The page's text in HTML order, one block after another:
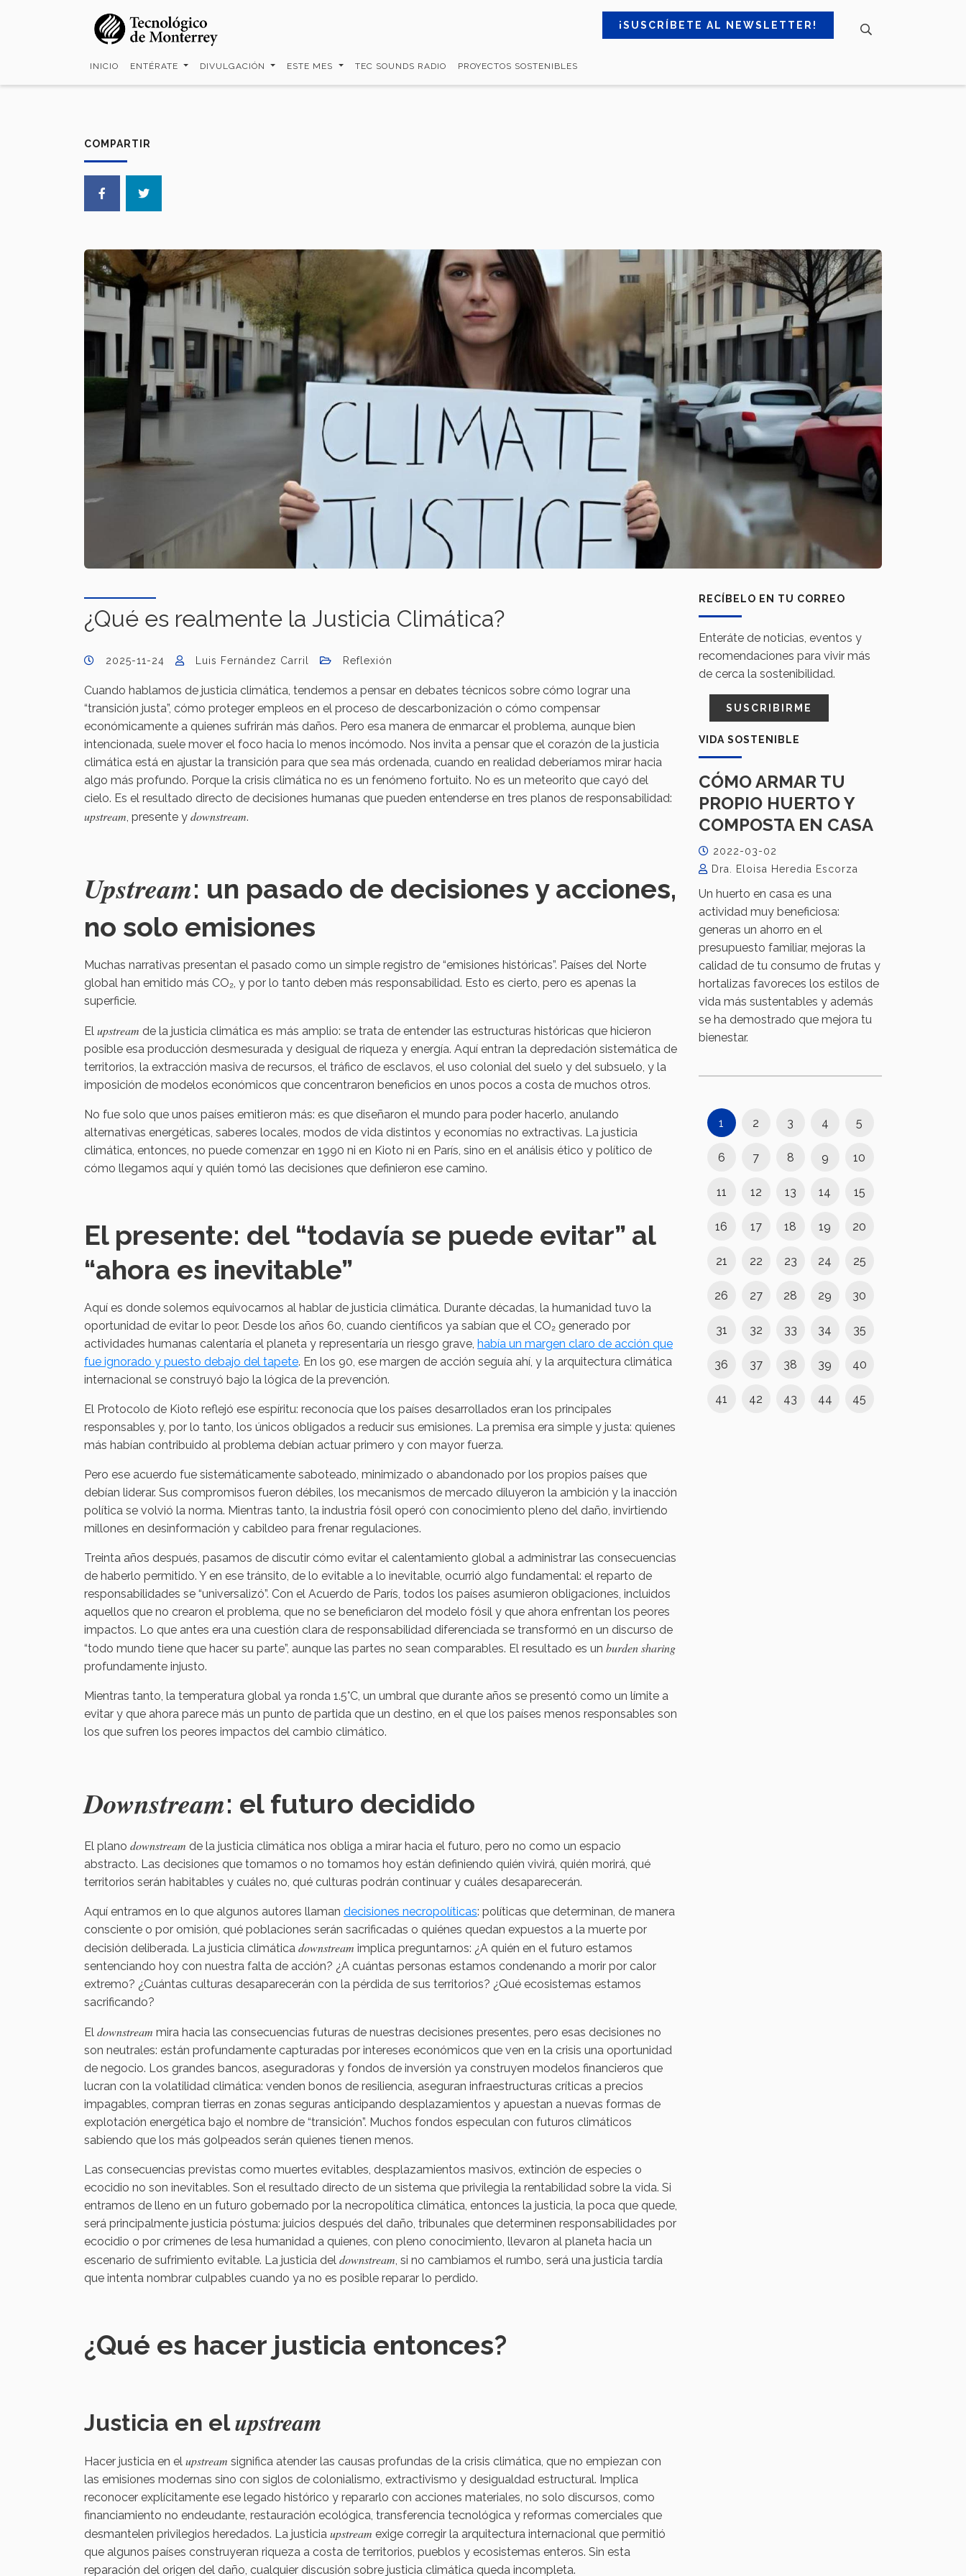
¡SUSCRÍBETE AL NEWSLETTER!
INICIO ENTÉRATE DIVULGACIÓN ESTE MES TEC SOUNDS RADIO PROYECTOS SOSTENIBLES
COMPARTIR
¿Qué es realmente la Justicia Climática?
2025-11-24 Luis Fernández Carril Reflexión
Cuando hablamos de justicia climática, tendemos a pensar en debates técnicos sobre cómo lograr una
“transición justa”, cómo proteger empleos en el proceso de descarbonización o cómo compensar
económicamente a quienes sufrirán más daños. Pero esa manera de enmarcar el problema, aunque bien
intencionada, suele mover el foco hacia lo menos incómodo. Nos invita a pensar que el corazón de la justicia
climática está en ajustar la transición para que sea más ordenada, cuando en realidad deberíamos mirar hacia
algo más profundo. Porque la crisis climática no es un fenómeno fortuito. No es un meteorito que cayó del
cielo. Es el resultado directo de decisiones humanas que pueden entenderse en tres planos de responsabilidad:
upstream, presente y downstream.
Upstream: un pasado de decisiones y acciones,
no solo emisiones
Muchas narrativas presentan el pasado como un simple registro de “emisiones históricas”. Países del Norte
global han emitido más CO₂, y por lo tanto deben más responsabilidad. Esto es cierto, pero es apenas la
superficie.
El upstream de la justicia climática es más amplio: se trata de entender las estructuras históricas que hicieron
posible esa producción desmesurada y desigual de riqueza y energía. Aquí entran la depredación sistemática de
territorios, la extracción masiva de recursos, el tráfico de esclavos, el uso colonial del suelo y del subsuelo, y la
imposición de modelos económicos que concentraron beneficios en unos pocos a costa de muchos otros.
No fue solo que unos países emitieron más: es que diseñaron el mundo para poder hacerlo, anulando
alternativas energéticas, saberes locales, modos de vida distintos y economías no extractivas. La justicia
climática, entonces, no puede comenzar en 1990 ni en Kioto ni en París, sino en el análisis ético y político de
cómo llegamos aquí y quién tomó las decisiones que definieron ese camino.
El presente: del “todavía se puede evitar” al
“ahora es inevitable”
Aquí es donde solemos equivocarnos al hablar de justicia climática. Durante décadas, la humanidad tuvo la
oportunidad de evitar lo peor. Desde los años 60, cuando científicos ya sabían que el CO₂ generado por
actividades humanas calentaría el planeta y representaría un riesgo grave, había un margen claro de acción que
fue ignorado y puesto debajo del tapete. En los 90, ese margen de acción seguía ahí, y la arquitectura climática
internacional se construyó bajo la lógica de la prevención.
El Protocolo de Kioto reflejó ese espíritu: reconocía que los países desarrollados eran los principales
responsables y, por lo tanto, los únicos obligados a reducir sus emisiones. La premisa era simple y justa: quienes
más habían contribuido al problema debían actuar primero y con mayor fuerza.
Pero ese acuerdo fue sistemáticamente saboteado, minimizado o abandonado por los propios países que
debían liderar. Sus compromisos fueron débiles, los mecanismos de mercado diluyeron la ambición y la inacción
política se volvió la norma. Mientras tanto, la industria fósil operó con conocimiento pleno del daño, invirtiendo
millones en desinformación y cabildeo para frenar regulaciones.
Treinta años después, pasamos de discutir cómo evitar el calentamiento global a administrar las consecuencias
de haberlo permitido. Y en ese tránsito, de lo evitable a lo inevitable, ocurrió algo fundamental: el reparto de
responsabilidades se “universalizó”. Con el Acuerdo de París, todos los países asumieron obligaciones, incluidos
aquellos que no crearon el problema, que no se beneficiaron del modelo fósil y que ahora enfrentan los peores
impactos. Lo que antes era una cuestión clara de responsabilidad diferenciada se transformó en un discurso de
“todo mundo tiene que hacer su parte”, aunque las partes no sean comparables. El resultado es un burden sharing
profundamente injusto.
Mientras tanto, la temperatura global ya ronda 1.5°C, un umbral que durante años se presentó como un límite a
evitar y que ahora parece más un punto de partida que un destino, en el que los países menos responsables son
los que sufren los peores impactos del cambio climático.
Downstream: el futuro decidido
El plano downstream de la justicia climática nos obliga a mirar hacia el futuro, pero no como un espacio
abstracto. Las decisiones que tomamos o no tomamos hoy están definiendo quién vivirá, quién morirá, qué
territorios serán habitables y cuáles no, qué culturas podrán continuar y cuáles desaparecerán.
Aquí entramos en lo que algunos autores llaman decisiones necropolíticas: políticas que determinan, de manera
consciente o por omisión, qué poblaciones serán sacrificadas o quiénes quedan expuestos a la muerte por
decisión deliberada. La justicia climática downstream implica preguntarnos: ¿A quién en el futuro estamos
sentenciando hoy con nuestra falta de acción? ¿A cuántas personas estamos condenando a morir por calor
extremo? ¿Cuántas culturas desaparecerán con la pérdida de sus territorios? ¿Qué ecosistemas estamos
sacrificando?
El downstream mira hacia las consecuencias futuras de nuestras decisiones presentes, pero esas decisiones no
son neutrales: están profundamente capturadas por intereses económicos que ven en la crisis una oportunidad
de negocio. Los grandes bancos, aseguradoras y fondos de inversión ya construyen modelos financieros que
lucran con la volatilidad climática: venden bonos de resiliencia, aseguran infraestructuras críticas a precios
impagables, compran tierras en zonas seguras anticipando desplazamientos y apuestan a nuevas formas de
explotación energética bajo el nombre de “transición”. Muchos fondos especulan con futuros climáticos
sabiendo que los más golpeados serán quienes tienen menos.
Las consecuencias previstas como muertes evitables, desplazamientos masivos, extinción de especies o
ecocidio no son inevitables. Son el resultado directo de un sistema que privilegia la rentabilidad sobre la vida. Si
entramos de lleno en un futuro gobernado por la necropolítica climática, entonces la justicia, la poca que quede,
será principalmente justicia póstuma: juicios después del daño, tribunales que determinen responsabilidades por
ecocidio o por crímenes de lesa humanidad a quienes, con pleno conocimiento, llevaron al planeta hacia un
escenario de sufrimiento evitable. La justicia del downstream, si no cambiamos el rumbo, será una justicia tardía
que intenta nombrar culpables cuando ya no es posible reparar lo perdido.
¿Qué es hacer justicia entonces?
Justicia en elupstream
Hacer justicia en el upstream significa atender las causas profundas de la crisis climática, que no empiezan con
las emisiones modernas sino con siglos de colonialismo, extractivismo y desigualdad estructural. Implica
reconocer explícitamente ese legado histórico y repararlo con acciones materiales, no solo discursos, como
financiamiento no endeudante, restauración ecológica, transferencia tecnológica y reformas comerciales que
desmantelen privilegios heredados. La justicia upstream exige corregir la arquitectura internacional que permitió
que algunos países construyeran riqueza a costa de territorios, pueblos y ecosistemas enteros. Sin esta
reparación del origen del daño, cualquier discusión sobre justicia climática queda incompleta.
RECÍBELO EN TU CORREO
Enteráte de noticias, eventos y
recomendaciones para vivir más
de cerca la sostenibilidad.
SUSCRIBIRME
VIDA SOSTENIBLE
CÓMO ARMAR TU
PROPIO HUERTO Y
COMPOSTA EN CASA
2022-03-02
Dra. Eloisa Heredia Escorza
Un huerto en casa es una
actividad muy beneficiosa:
generas un ahorro en el
presupuesto familiar, mejoras la
calidad de tu consumo de frutas y
hortalizas favoreces los estilos de
vida más sustentables y además
se ha demostrado que mejora tu
bienestar.
1 2 3 4 5
6 7 8 9 10
11 12 13 14 15
16 17 18 19 20
21 22 23 24 25
26 27 28 29 30
31 32 33 34 35
36 37 38 39 40
41 42 43 44 45